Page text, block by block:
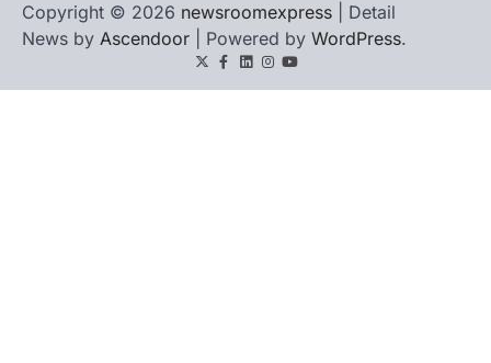
Copyright © 2026 newsroomexpress | Detail
News by Ascendoor | Powered by WordPress.
TwitterFacebook
LinkedIn
Instagram
youtube